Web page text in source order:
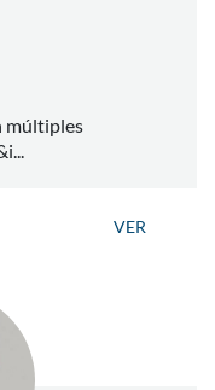
múltiples
VER